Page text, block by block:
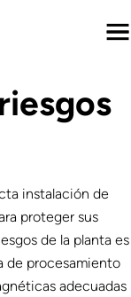
Menu
instalación de
proteger sus
de la planta es
de procesamiento
adecuadas